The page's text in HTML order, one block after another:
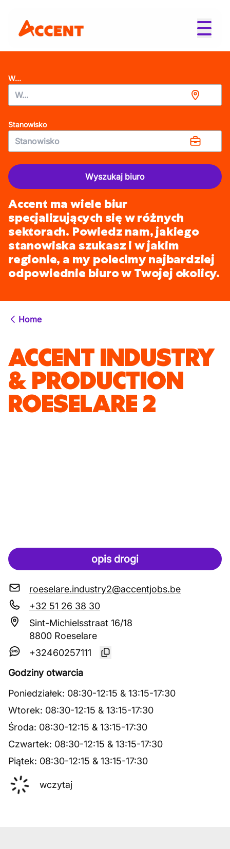
W...
Stanowisko
Wyszukaj biuro
Accent ma wiele biur
specjalizujących się w różnych
sektorach. Powiedz nam, jakiego
stanowiska szukasz i w jakim
regionie, a my polecimy najbardziej
odpowiednie biuro w Twojej okolicy.
Home
ACCENT INDUSTRY
& PRODUCTION
ROESELARE 2
opis drogi
roeselare.industry2@accentjobs.be
+32 51 26 38 30
Sint-Michielsstraat 16/18
8800 Roeselare
+32460257111
Godziny otwarcia
Poniedziałek: 08:30-12:15 & 13:15-17:30
Wtorek: 08:30-12:15 & 13:15-17:30
Środa: 08:30-12:15 & 13:15-17:30
Czwartek: 08:30-12:15 & 13:15-17:30
Piątek: 08:30-12:15 & 13:15-17:30
wczytaj